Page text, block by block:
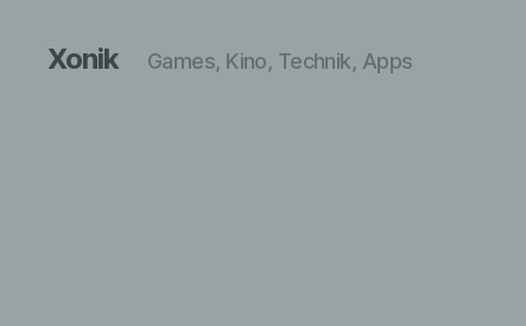
Xonik Games, Kino, Technik, Apps